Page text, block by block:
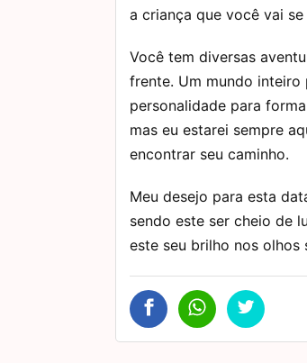
a criança que você vai se
Você tem diversas
frente. Um mundo inteiro
personalidade para
mas eu estarei sempre
encontrar seu caminho.
Meu desejo para esta
sendo este ser cheio de
este seu brilho nos olhos